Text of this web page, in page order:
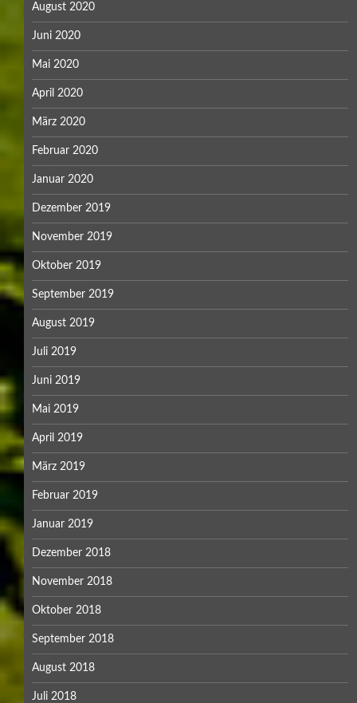
August 2020
Juni 2020
Mai 2020
April 2020
März 2020
Februar 2020
Januar 2020
Dezember 2019
November 2019
Oktober 2019
September 2019
August 2019
Juli 2019
Juni 2019
Mai 2019
April 2019
März 2019
Februar 2019
Januar 2019
Dezember 2018
November 2018
Oktober 2018
September 2018
August 2018
Juli 2018